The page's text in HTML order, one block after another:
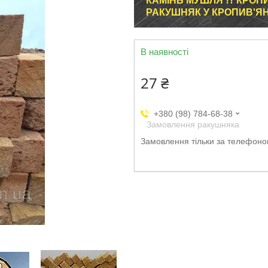
РАКУШНЯК У
В наявності
27 ₴
+380 (98) 784-68-38
Замовлення ракушняка
Замовлення тільки за